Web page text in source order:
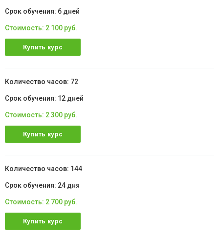
6 дней
2 100 руб.
Купить курс
72
12 дней
2 300 руб.
Купить курс
144
24 дня
2 700 руб.
Купить курс